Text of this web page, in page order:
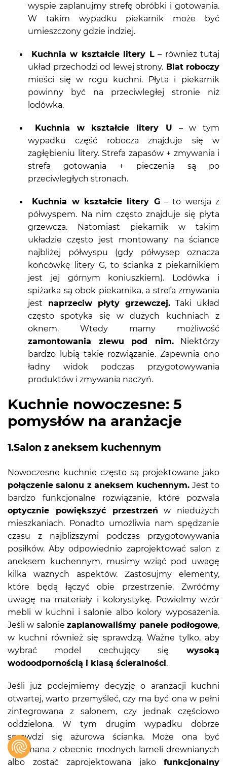
wyspie zaplanujmy strefę obróbki i gotowania.
W takim wypadku piekarnik może być
umieszczony gdzie indziej.
Kuchnia w kształcie litery L– również tutaj
układ przechodzi od lewej strony. Blat roboczy
mieści się w rogu kuchni. Płyta i piekarnik
powinny być na przeciwległej stronie niż
lodówka.
Kuchnia w kształcie litery U – w tym
wypadku część robocza znajduje się w
zagłębieniu litery. Strefa zapasów + zmywania i
strefa gotowania + pieczenia są po
przeciwległych stronach.
Kuchnia w kształcie litery G– to wersja z
półwyspem. Na nim często znajduje się płyta
grzewcza. Natomiast piekarnik w takim
układzie często jest montowany na ściance
najbliżej półwyspu (gdy półwysep oznacza
końcówkę litery G, to ścianka z piekarnikiem
jest jej górnym koniuszkiem). Lodówka i
spiżarka są obok piekarnika, a strefa zmywania
jest naprzeciw płyty grzewczej. Taki układ
często spotyka się w dużych kuchniach z
oknem. Wtedy mamy możliwość
zamontowania zlewu pod nim.Niektórzy
bardzo lubią takie rozwiązanie. Zapewnia ono
ładny widok podczas przygotowywania
produktów i zmywania naczyń.
Kuchnie nowoczesne: 5
pomysłów na aranżacje
1.Salon z aneksem kuchennym
Nowoczesne kuchnie często są projektowane jako
połączenie salonu z aneksem kuchennym. Jest to
bardzo funkcjonalne rozwiązanie, które pozwala
optycznie powiększyć przestrzeń w niedużych
mieszkaniach. Ponadto umożliwia nam spędzanie
czasu z najbliższymi podczas przygotowywania
posiłków. Aby odpowiednio zaprojektować salon z
aneksem kuchennym, musimy wziąć pod uwagę
kilka ważnych aspektów. Zastosujmy elementy,
które będą łączyć obie przestrzenie. Zwróćmy
uwagę na materiały i kolorystykę. Powielmy wzór
mebli w kuchni i salonie albo kolory wyposażenia.
Jeśli w saloniezaplanowaliśmy panele podłogowe,
w kuchni również się sprawdzą. Ważne tylko, aby
wybrać model cechujący się wysoką
wodoodpornością i klasą ścieralności.
Jeśli już podejmiemy decyzję o aranżacji kuchni
otwartej, warto przemyśleć, czy ma być ona w pełni
zintegrowana z salonem, czy jednak częściowo
oddzielona. W tym drugim wypadku dobrze
sprawdzi się ażurowa ścianka. Może ona być
wykonana z obecnie modnych lameli drewnianych
albo zostać zaprojektowana jako funkcjonalny